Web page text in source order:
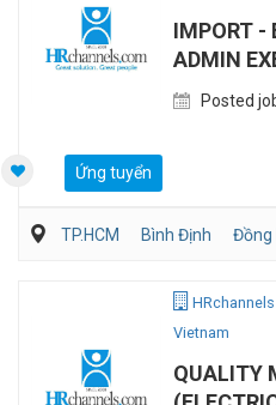
IMPORT -
ADMIN
Posted
Ứng tuyển
TP.HCM Bình Định
Đồng
Vietnam
QUALITY